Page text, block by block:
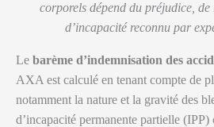
corporels dépend du préjudice,
d’incapacité reconnu par
Le barème d’indemnisation des
AXA est calculé en tenant compte de
notamment la nature et la gravité des
d’incapacité permanente partielle